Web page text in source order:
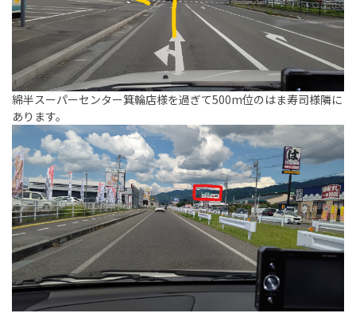
綿半スーパーセンター箕輪店様を過ぎて500m位のはま寿司様隣に
あります。